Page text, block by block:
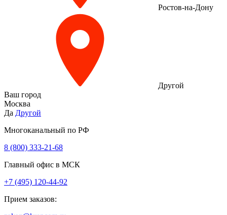
Ростов-на-Дону
Другой
Ваш город
Москва
Да Другой
Многоканальный по РФ
8 (800) 333‑21-68
Главный офис в МСК
+7 (495) 120-44-92
Прием заказов: